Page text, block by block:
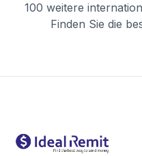
100 weitere
Finden Sie die